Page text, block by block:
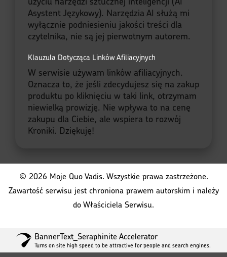
Asystent Językowy). Narzędzia AI służą mi
wyłącznie podniesieniu jakości treści dla
czytelnika, nie są jej pierwotnym autorem.
Klauzula Dotycząca Linków Afiliacyjnych
W serwisie używam linków afiliacyjnych.
Oznacza to, że jeśli zdecydujesz się na zakup
produktu po kliknięciu w taki link, otrzymam
niewielką prowizję. Nie wpływa to na cenę
zakupu dla Ciebie, ale wspiera to rozwój
Kroniki. Dziękuję!
© 2026 Moje Quo Vadis. Wszystkie prawa zastrzeżone.
Zawartość serwisu jest chroniona prawem autorskim i należy
do Właściciela Serwisu.
BannerText_Seraphinite Accelerator
Turns on site high speed to be attractive for people and search engines.